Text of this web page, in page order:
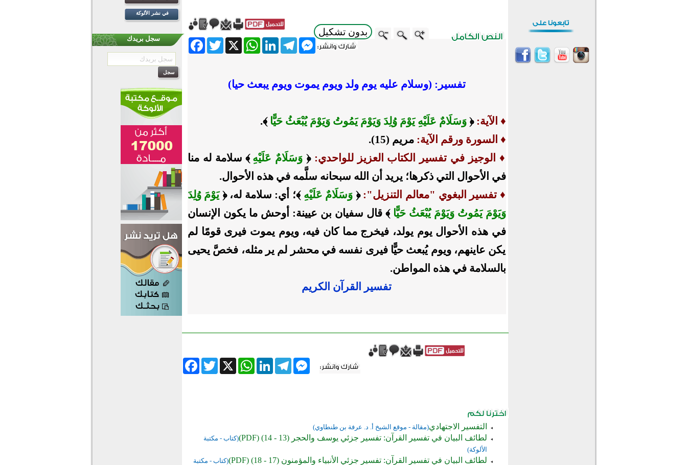
بدون تشكيل
FacebookTwitter X
WhatsAppLinkedInTelegram
Messenger
تفسير: (وسلام عليه يوم ولد ويوم يموت ويوم يبعث حيا)
♦ الآية: ﴿وَسَلَامٌ عَلَيْهِ يَوْمَ وُلِدَ وَيَوْمَ يَمُوتُ وَيَوْمَ يُبْعَثُ حَيًّا ﴾.
♦ السورة ورقم الآية: مريم (15).
♦ الوجيز في تفسير الكتاب العزيز للواحدي:﴿ وَسَلَامٌ عَلَيْهِ ﴾ سلامة له منا
في الأحوال التي ذكرها؛ يريد أن الله سبحانه سلَّمه في هذه الأحوال.
♦ تفسير البغوي "معالم التنزيل": ﴿ وَسَلَامٌ عَلَيْهِ ﴾؛ أي: سلامة له، ﴿يَوْمَ وُلِدَ
وَيَوْمَ يَمُوتُ وَيَوْمَ يُبْعَثُ حَيًّا ﴾ قال سفيان بن عيينة: أوحش ما يكون الإنسان
في هذه الأحوال يوم يولد، فيخرج مما كان فيه، ويوم يموت فيرى قومًا لم
يكن عاينهم، ويوم يُبعث حيًّا فيرى نفسه في محشر لم ير مثله، فخصَّ يحيى
بالسلامة في هذه المواطن.
تفسير القرآن الكريم
FacebookTwitter X
WhatsAppLinkedInTelegram
Messenger
التفسير الاجتهادي(مقالة - موقع الشيخ أ. د. عرفة بن طنطاوي)
لطائف البيان في تفسير القرآن: تفسير جزئي يوسف والحجر (13 - 14) (PDF)
(كتاب - مكتبة
الألوكة)
لطائف البيان في تفسير القرآن: تفسير جزئي الأنبياء والمؤمنون (17 - 18) (PDF)
(كتاب - مكتبة
في نشر الألوكة
سجل بريدك
الإسلام خلال يوم المسجد المفتوح